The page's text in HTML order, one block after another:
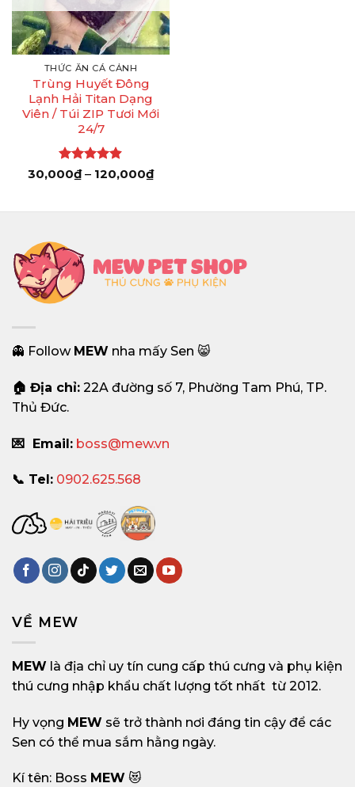
THỨC ĂN CÁ CẢNH
Trùng Huyết Đông
Lạnh Hải Titan Dạng
Viên / Túi ZIP Tươi Mới
24/7
Được xếp
30,000₫ – 120,000₫Khoảng
giá:
30,000₫
👻 Follow MEW nha mấy Sen 😸
🏠 Địa chỉ: 22A đường số 7, Phường Tam Phú, TP.
Thủ Đức.
💌 Email: boss@mew.vn
📞 Tel: 0902.625.568
VỀ MEW
MEW là địa chỉ uy tín cung cấp thú cưng và phụ kiện
thú cưng nhập khẩu chất lượng tốt nhất từ 2012.
Hy vọng MEW sẽ trở thành nơi đáng tin cậy để các
Sen có thể mua sắm hằng ngày.
Kí tên: Boss MEW 😻